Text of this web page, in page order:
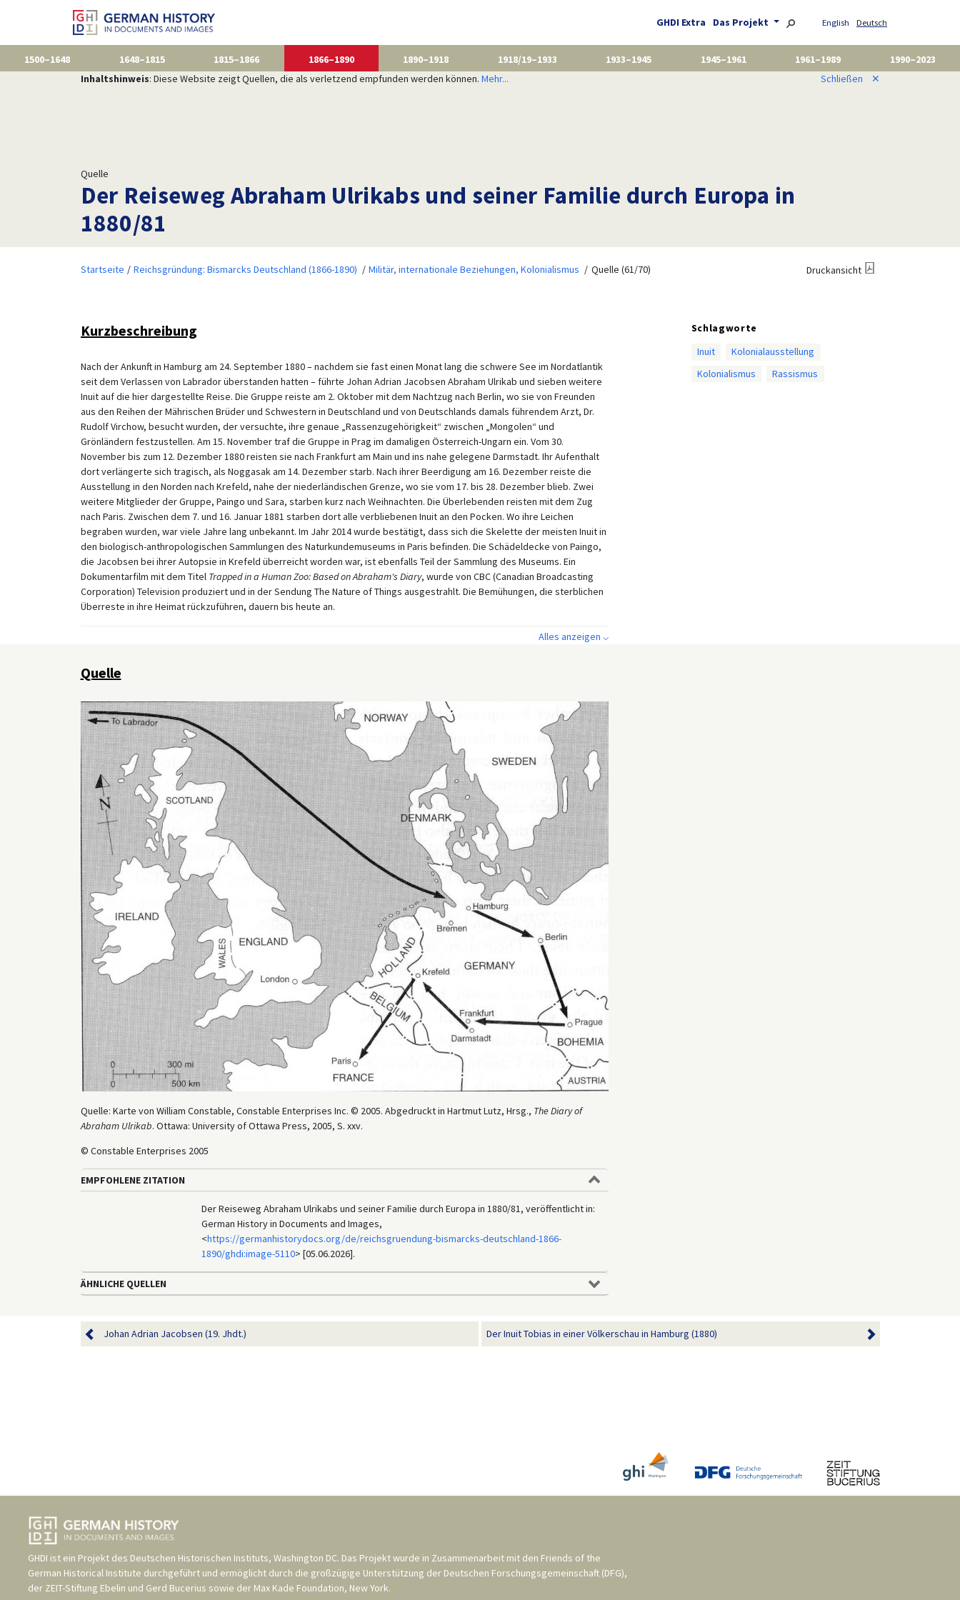
GHDI Extra Das Projekt English Deutsch
1500–1648 1648–1815 1815–1866 1866–1890 1890–1918 1918/19–1933 1933–1945 1945–1961 1961–1989
1990–2023
Inhaltshinweis: Diese Website zeigt Quellen, die als verletzend empfunden werden können. Mehr... Schließen ✕
Quelle
Der Reiseweg Abraham Ulrikabs und seiner Familie durch Europa in
1880/81
Startseite Reichsgründung: Bismarcks Deutschland (1866-1890) Militär, internationale Beziehungen, Kolonialismus Quelle (61/70) Druckansicht
Kurzbeschreibung
Nach der Ankunft in Hamburg am 24. September 1880 – nachdem sie fast einen Monat lang die schwere See im Nordatlantik
seit dem Verlassen von Labrador überstanden hatten – führte Johan Adrian Jacobsen Abraham Ulrikab und sieben weitere
Inuit auf die hier dargestellte Reise. Die Gruppe reiste am 2. Oktober mit dem Nachtzug nach Berlin, wo sie von Freunden
aus den Reihen der Mährischen Brüder und Schwestern in Deutschland und von Deutschlands damals führendem Arzt, Dr.
Rudolf Virchow, besucht wurden, der versuchte, ihre genaue „Rassenzugehörigkeit“ zwischen „Mongolen“ und
Grönländern festzustellen. Am 15. November traf die Gruppe in Prag im damaligen Österreich-Ungarn ein. Vom 30.
November bis zum 12. Dezember 1880 reisten sie nach Frankfurt am Main und ins nahe gelegene Darmstadt. Ihr Aufenthalt
dort verlängerte sich tragisch, als Noggasak am 14. Dezember starb. Nach ihrer Beerdigung am 16. Dezember reiste die
Ausstellung in den Norden nach Krefeld, nahe der niederländischen Grenze, wo sie vom 17. bis 28. Dezember blieb. Zwei
weitere Mitglieder der Gruppe, Paingo und Sara, starben kurz nach Weihnachten. Die Überlebenden reisten mit dem Zug
nach Paris. Zwischen dem 7. und 16. Januar 1881 starben dort alle verbliebenen Inuit an den Pocken. Wo ihre Leichen
begraben wurden, war viele Jahre lang unbekannt. Im Jahr 2014 wurde bestätigt, dass sich die Skelette der meisten Inuit in
den biologisch-anthropologischen Sammlungen des Naturkundemuseums in Paris befinden. Die Schädeldecke von Paingo,
die Jacobsen bei ihrer Autopsie in Krefeld überreicht worden war, ist ebenfalls Teil der Sammlung des Museums. Ein
Dokumentarfilm mit dem Titel Trapped in a Human Zoo: Based on Abraham's Diary, wurde von CBC (Canadian Broadcasting
Corporation) Television produziert und in der Sendung The Nature of Things ausgestrahlt. Die Bemühungen, die sterblichen
Überreste in ihre Heimat rückzuführen, dauern bis heute an.
Alles anzeigen ⌵
Schlagworte
Inuit
Kolonialausstellung
Kolonialismus
Rassismus
Quelle
Quelle: Karte von William Constable, Constable Enterprises Inc. © 2005. Abgedruckt in Hartmut Lutz, Hrsg., The Diary of
Abraham Ulrikab. Ottawa: University of Ottawa Press, 2005, S. xxv.
© Constable Enterprises 2005
EMPFOHLENE ZITATION
Der Reiseweg Abraham Ulrikabs und seiner Familie durch Europa in 1880/81, veröffentlicht in:
German History in Documents and Images,
<https://germanhistorydocs.org/de/reichsgruendung-bismarcks-deutschland-1866-
1890/ghdi:image-5110> [05.06.2026].
ÄHNLICHE QUELLEN
Johan Adrian Jacobsen (19. Jhdt.) Der Inuit Tobias in einer Völkerschau in Hamburg (1880)
GHDI ist ein Projekt des Deutschen Historischen Instituts, Washington DC. Das Projekt wurde in Zusammenarbeit mit den Friends of the
German Historical Institute durchgeführt und ermöglicht durch die großzügige Unterstützung der Deutschen Forschungsgemeinschaft (DFG),
der ZEIT-Stiftung Ebelin und Gerd Bucerius sowie der Max Kade Foundation, New York.